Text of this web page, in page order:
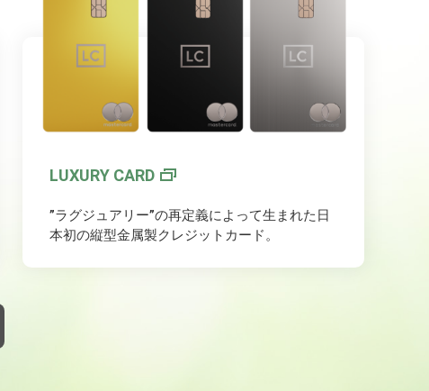
LUXURY CARD
”ラグジュアリー”の再定義によって生まれた日
本初の縦型金属製クレジットカード。